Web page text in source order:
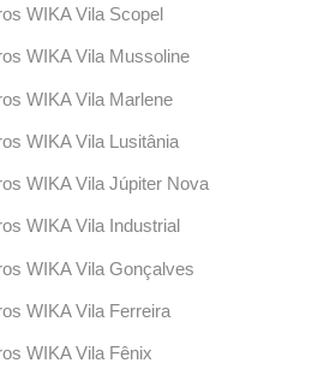
WIKA Vila Scopel
WIKA Vila Mussoline
WIKA Vila Marlene
WIKA Vila Lusitânia
WIKA Vila Júpiter Nova
WIKA Vila Industrial
WIKA Vila Gonçalves
WIKA Vila Ferreira
WIKA Vila Fênix